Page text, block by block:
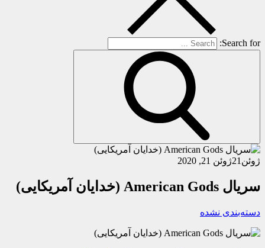
Search for:
ژوئن 21ژوئن 21, 2020
سریال American Gods (خدایان آمریکایی)
دسته‌بندی نشده